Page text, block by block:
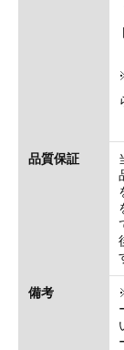
品質保証
備考